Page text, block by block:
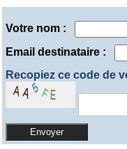
Votre nom :
Email destinataire :
Recopiez ce code de